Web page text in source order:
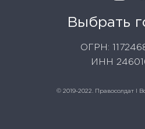
Выбрать
ОГРН:
ИНН
© 2019-2022. Правосолдат I